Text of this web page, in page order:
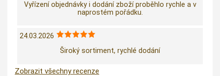
Vyřízení objednávky i dodání zboží proběhlo rychle a v
naprostém pořádku.
24.03.2026
Široký sortiment, rychlé dodání
Zobrazit všechny recenze